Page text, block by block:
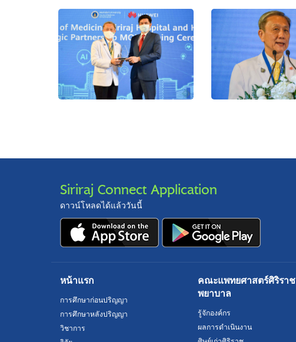
Siriraj Connect Application
ดาวน์โหลดได้แล้ววันนี้
หน้าแรก
การศึกษาก่อนปริญญา
การศึกษาหลังปริญญา
วิชาการ
คณะแพทยศาสตร์ศิริราช
พยาบาล
รู้จักองค์กร
ผลการดำเนินงาน